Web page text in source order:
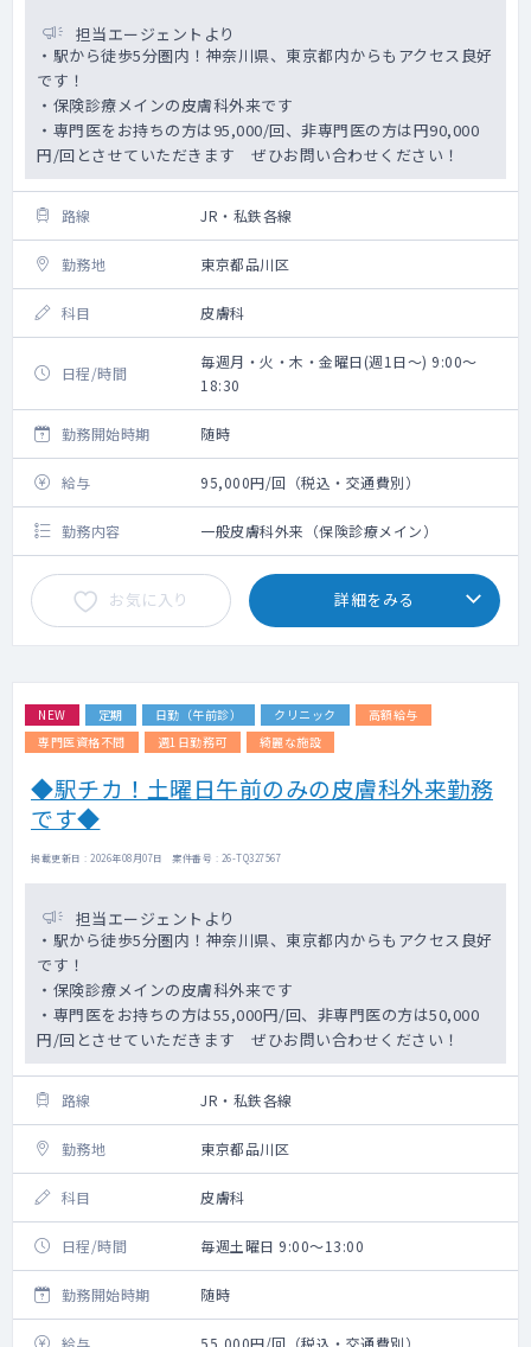
担当エージェントより
・駅から徒歩5分圏内！神奈川県、東京都内からもアクセス良好
です！
・保険診療メインの皮膚科外来です
・専門医をお持ちの方は95,000/回、非専門医の方は円90,000
円/回とさせていただきます ぜひお問い合わせください！
路線 JR・私鉄各線
勤務地 東京都品川区
科目 皮膚科
日程/時間
毎週月・火・木・金曜日(週1日～) 9:00～
18:30
勤務開始時期 随時
給与 95,000円/回（税込・交通費別）
勤務内容 一般皮膚科外来（保険診療メイン）
お気に入り 詳細をみる
NEW 定期 日勤（午前診） クリニック
高額給与
専門医資格不問
週1日勤務可 綺麗な施設
◆駅チカ！土曜日午前のみの皮膚科外来勤務
です◆
掲載更新日 : 2026年08月07日 案件番号 : 26-TQ327567
担当エージェントより
・駅から徒歩5分圏内！神奈川県、東京都内からもアクセス良好
です！
・保険診療メインの皮膚科外来です
・専門医をお持ちの方は55,000円/回、非専門医の方は50,000
円/回とさせていただきます ぜひお問い合わせください！
路線 JR・私鉄各線
勤務地 東京都品川区
科目 皮膚科
日程/時間 毎週土曜日 9:00～13:00
勤務開始時期 随時
給与 55,000円/回（税込・交通費別）